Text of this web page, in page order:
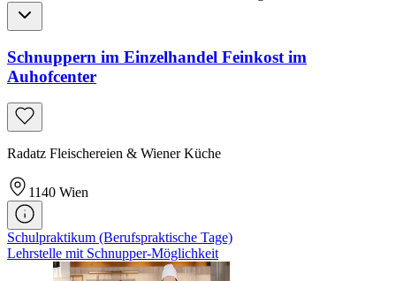
Schnuppern im Einzelhandel Feinkost im
Auhofcenter
Radatz Fleischereien & Wiener Küche
1140 Wien
Schulpraktikum (Berufspraktische Tage)
Lehrstelle mit Schnupper-Möglichkeit